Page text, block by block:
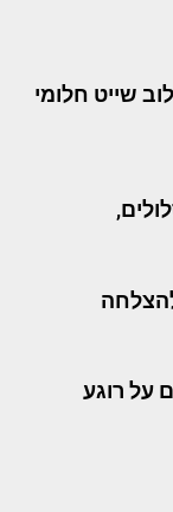
שייט חלומי
להצלחה
על רוגע